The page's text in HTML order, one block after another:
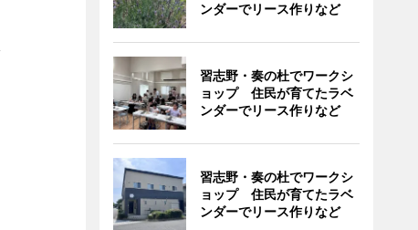
ンダーでリース作りなど
習志野・奏の杜でワークシ
ョップ 住民が育てたラベ
ンダーでリース作りなど
習志野・奏の杜でワークシ
ョップ 住民が育てたラベ
ンダーでリース作りなど